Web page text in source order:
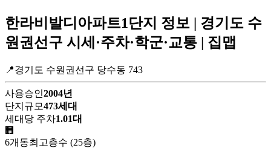
한라비발디아파트1단지 정보 | 경기도 수
원권선구 시세·주차·학군·교통 | 집맵
📍경기도 수원권선구 당수동 743
사용승인2004년
단지규모473세대
세대당 주차1.01대
🏢
6개동최고층수 (25층)